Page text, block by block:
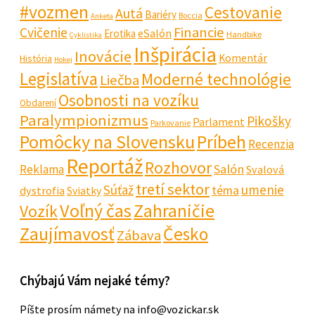
#vozmen Anketa Autá Bariéry Boccia Cestovanie
Cvičenie Cyklistika Erotika eSalón Financie Handbike
História Hokej Inovácie Inšpirácia Komentár
Legislatíva Liečba Moderné technológie
Obdarení Osobnosti na vozíku
Paralympionizmus Parkovanie Parlament Pikošky
Pomôcky na SlovenskuPríbeh Recenzia
Reklama ReportážRozhovorSalón Svalová
dystrofiaSviatkySúťažtretí sektortéma umenie
VozíkVoľný časZahraničie
ZaujímavosťZábavaČesko
Chýbajú Vám nejaké témy?
Píšte prosím námety na info@vozickar.sk